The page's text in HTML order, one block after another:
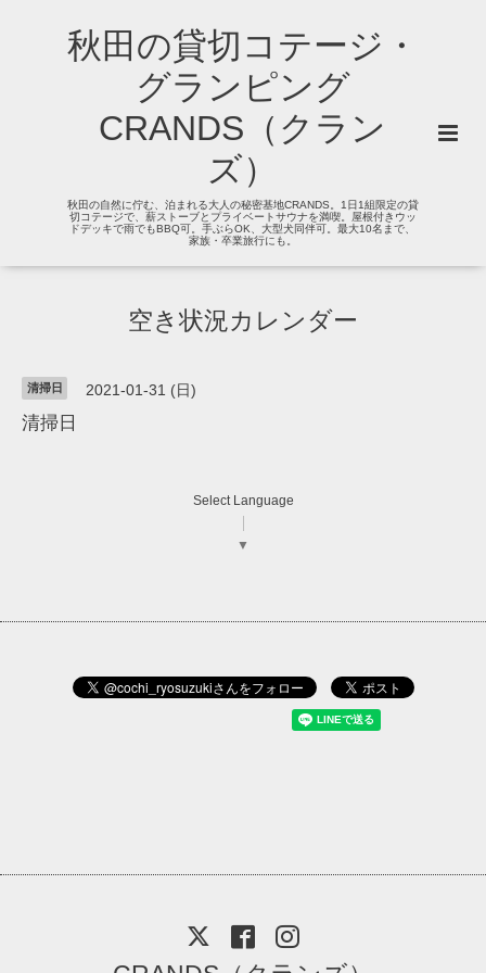
秋田の貸切コテージ・
グランピング
CRANDS（クラン
ズ）
秋田の自然に佇む、泊まれる大人の秘密基地CRANDS。1日1組限定の貸
切コテージで、薪ストーブとプライベートサウナを満喫。屋根付きウッ
ドデッキで雨でもBBQ可。手ぶらOK、大型犬同伴可。最大10名まで、
家族・卒業旅行にも。
空き状況カレンダー
清掃日 2021-01-31 (日)
清掃日
Select Language
▼